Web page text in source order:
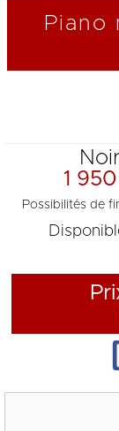
Piano
Noir
1
Possibilités de